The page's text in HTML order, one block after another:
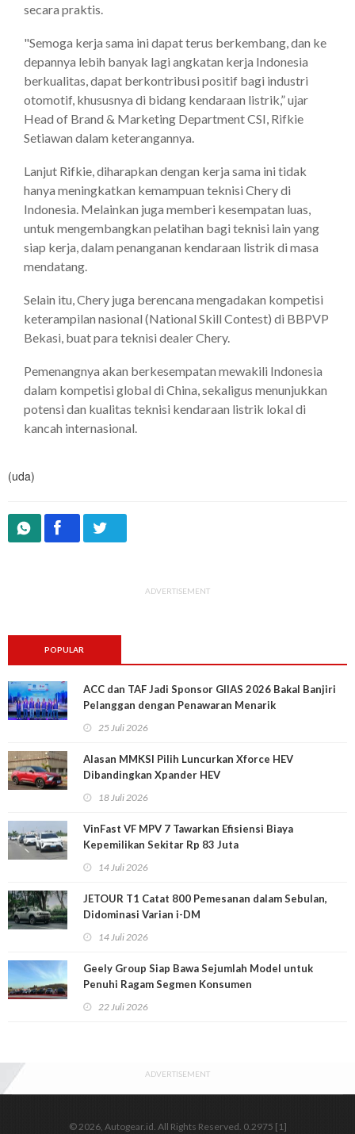
secara praktis.
"Semoga kerja sama ini dapat terus berkembang, dan ke
depannya lebih banyak lagi angkatan kerja Indonesia
berkualitas, dapat berkontribusi positif bagi industri
otomotif, khususnya di bidang kendaraan listrik,” ujar
Head of Brand & Marketing Department CSI, Rifkie
Setiawan dalam keterangannya.
Lanjut Rifkie, diharapkan dengan kerja sama ini tidak
hanya meningkatkan kemampuan teknisi Chery di
Indonesia. Melainkan juga memberi kesempatan luas,
untuk mengembangkan pelatihan bagi teknisi lain yang
siap kerja, dalam penanganan kendaraan listrik di masa
mendatang.
Selain itu, Chery juga berencana mengadakan kompetisi
keterampilan nasional (National Skill Contest) di BBPVP
Bekasi, buat para teknisi dealer Chery.
Pemenangnya akan berkesempatan mewakili Indonesia
dalam kompetisi global di China, sekaligus menunjukkan
potensi dan kualitas teknisi kendaraan listrik lokal di
kancah internasional.
(uda)
ADVERTISEMENT
POPULAR
ACC dan TAF Jadi Sponsor GIIAS 2026 Bakal Banjiri
Pelanggan dengan Penawaran Menarik
25 Juli 2026
Alasan MMKSI Pilih Luncurkan Xforce HEV
Dibandingkan Xpander HEV
18 Juli 2026
VinFast VF MPV 7 Tawarkan Efisiensi Biaya
Kepemilikan Sekitar Rp 83 Juta
14 Juli 2026
JETOUR T1 Catat 800 Pemesanan dalam Sebulan,
Didominasi Varian i-DM
14 Juli 2026
Geely Group Siap Bawa Sejumlah Model untuk
Penuhi Ragam Segmen Konsumen
22 Juli 2026
ADVERTISEMENT
© 2026, Autogear.id. All Rights Reserved. 0.2975 [1]